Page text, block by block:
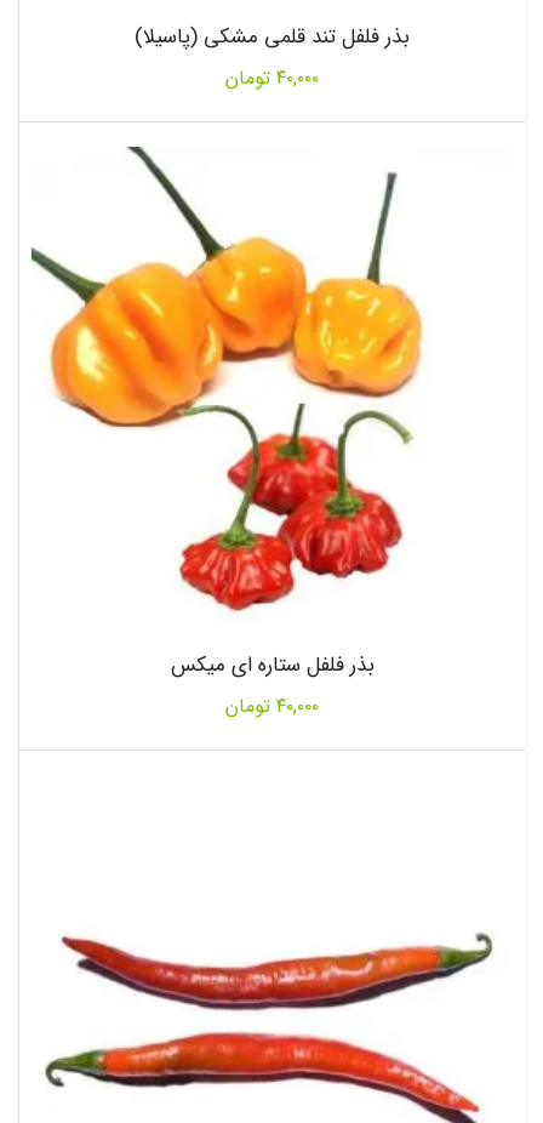
بذر فلفل تند قلمی مشکی (پاسیلا)
۴۰,۰۰۰ تومان
بذر فلفل ستاره ای میکس
۴۰,۰۰۰ تومان